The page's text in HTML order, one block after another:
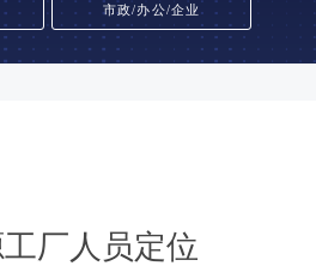
市政/办公/企业
厂人员定位